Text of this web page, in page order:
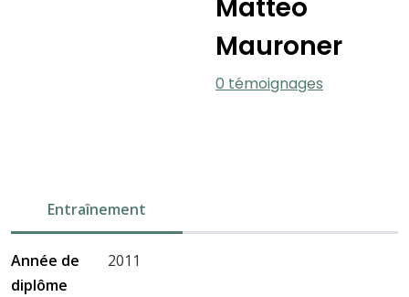
Matteo
Mauroner
0 témoignages
Entraînement
Année de
diplôme
2011